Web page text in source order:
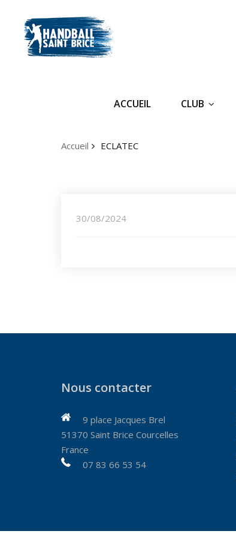
ACCUEIL CLUB
Accueil ECLATEC
30/08/2024
Nous contacter
9 place Jacques Brel
51370 Saint Brice Courcelles
France
07 83 66 53 54